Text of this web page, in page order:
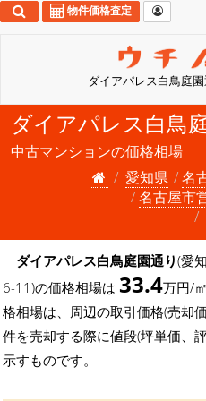
ダイアパレス白鳥庭
物件価格査定
ダイアパレス白鳥
中古マンションの価格相場
愛知県
名
名古屋市
ダイアパレス白鳥庭園通り(愛
6-11)の価格相場は 33.4万円/
格相場は、周辺の取引価格(売却
件を売却する際に値段(坪単価、
示すものです。